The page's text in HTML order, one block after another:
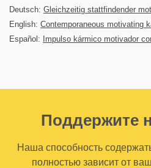
Deutsch: Gleichzeitig stattfindender
English: Contemporaneous motivating
Español:
Impulso kármico motivador
Поддержите
Наша способность
полностью зависит от